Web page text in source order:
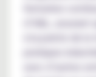
formation
d’A&L,
à la pointe de
pratiques